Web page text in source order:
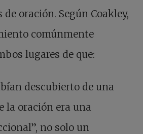
oración. Según Coakley,
comúnmente
lugares de que:
descubierto de una
la oración era una
no solo un